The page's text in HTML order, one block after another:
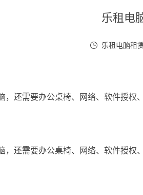
乐租电
乐租电脑租
，还需要办公桌椅、网络、软件授
，还需要办公桌椅、网络、软件授